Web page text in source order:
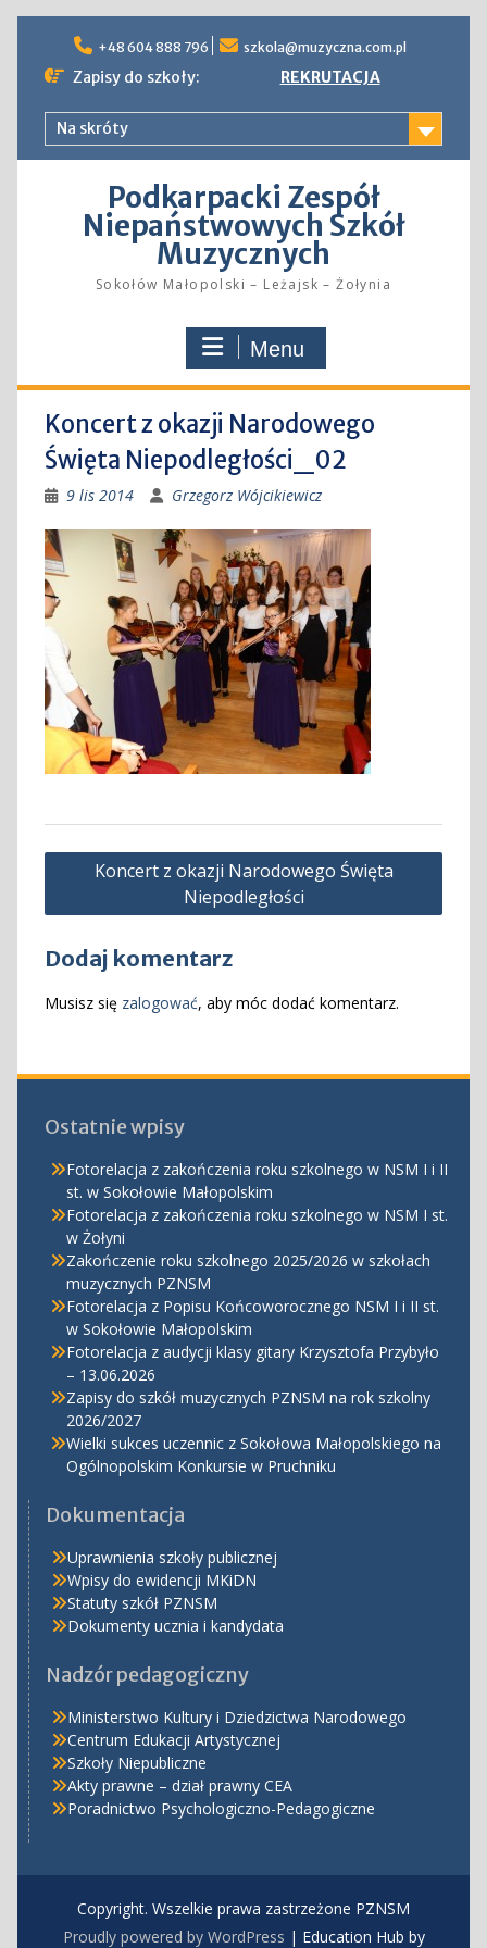
content
+48 604 888 796 szkola@muzyczna.com.pl
Zapisy do szkoły: REKRUTACJA
Na skróty
Podkarpacki Zespół
Niepaństwowych Szkół
Muzycznych
Sokołów Małopolski – Leżajsk – Żołynia
Menu
Koncert z okazji Narodowego
Święta Niepodległości_02
9 lis 2014 Grzegorz Wójcikiewicz
Nawigacja
Koncert z okazji Narodowego Święta
Niepodległości
Dodaj komentarz
Musisz się zalogować, aby móc dodać komentarz.
Ostatnie wpisy
Fotorelacja z zakończenia roku szkolnego w NSM I i II
st. w Sokołowie Małopolskim
Fotorelacja z zakończenia roku szkolnego w NSM I st.
w Żołyni
Zakończenie roku szkolnego 2025/2026 w szkołach
muzycznych PZNSM
Fotorelacja z Popisu Końcoworocznego NSM I i II st.
w Sokołowie Małopolskim
Fotorelacja z audycji klasy gitary Krzysztofa Przybyło
– 13.06.2026
Zapisy do szkół muzycznych PZNSM na rok szkolny
2026/2027
Wielki sukces uczennic z Sokołowa Małopolskiego na
Ogólnopolskim Konkursie w Pruchniku
Dokumentacja
Uprawnienia szkoły publicznej
Wpisy do ewidencji MKiDN
Statuty szkół PZNSM
Dokumenty ucznia i kandydata
Nadzór pedagogiczny
Ministerstwo Kultury i Dziedzictwa Narodowego
Centrum Edukacji Artystycznej
Szkoły Niepubliczne
Akty prawne – dział prawny CEA
Poradnictwo Psychologiczno-Pedagogiczne
Copyright. Wszelkie prawa zastrzeżone PZNSM
Proudly powered by WordPress | Education Hub by